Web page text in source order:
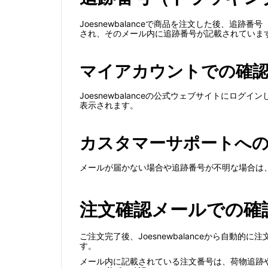
Joesnewbalanceで商品を注文した後、追跡番号
され、そのメール内に追跡番号が記載されていま
マイアカウントでの確
Joesnewbalanceの公式ウェブサイトにログイン
表示されます。
カスタマーサポートへ
メールが届かない場合や追跡番号が不明な場合
注文確認メールでの確
ご注文完了後、Joesnewbalanceから自動的に注
す。
メール内に記載されている注文番号は、荷物追